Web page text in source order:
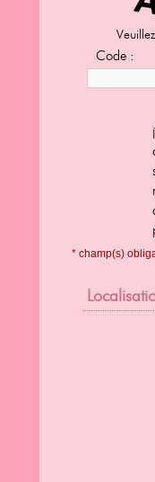
Code :
* champ(s)